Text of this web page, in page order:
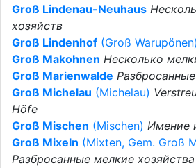
Groß Lindenau-Neuhaus
хозяйств
Groß Lindenhof (Groß Warupönen)
Groß Makohnen Несколько
Groß Marienwalde
Groß Michelau (Michelau)
Höfe
Groß Mischen (Mischen) Имение
Groß Mixeln (Mixten, Gem. Groß
Разбросанные мелкие хозяйства